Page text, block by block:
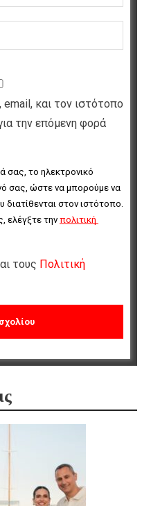
και τον ιστότοπο
την επόμενη φορά
σας, το ηλεκτρονικό
σας, ώστε να μπορούμε να
στον ιστότοπο.
ελέγξτε την πολιτική
τους Πολιτική